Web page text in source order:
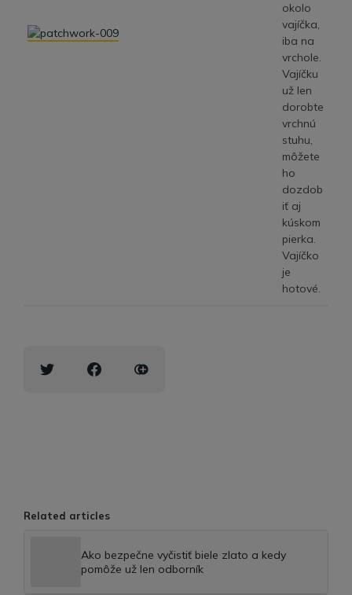
okolo
vajíčka,
iba na
vrchole.
Vajíčku
už len
dorobte
vrchnú
stuhu,
môžete
ho
dozdob
iť aj
kúskom
pierka.
Vajíčko
je
hotové.
Related articles
Ako bezpečne vyčistiť biele zlato a kedy
pomôže už len odborník